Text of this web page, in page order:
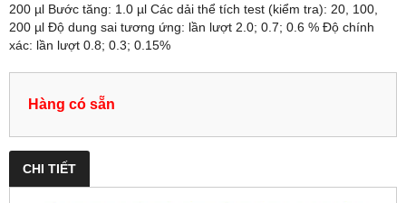
200 µl Bước tăng: 1.0 µl Các dải thể tích test (kiểm tra): 20, 100,
200 µl Độ dung sai tương ứng: lần lượt 2.0; 0.7; 0.6 % Độ chính
xác: lần lượt 0.8; 0.3; 0.15%
Hàng có sẵn
CHI TIẾT